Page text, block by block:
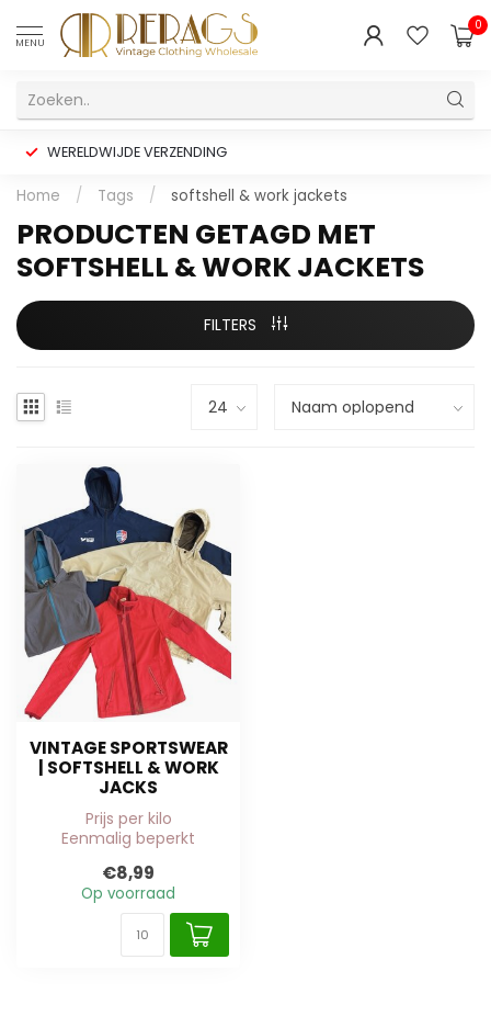
MENU
0
WERELDWIJDE VERZENDING
Home / Tags / softshell & work jackets
PRODUCTEN GETAGD MET
SOFTSHELL & WORK JACKETS
FILTERS
VINTAGE SPORTSWEAR
| SOFTSHELL & WORK
JACKS
Prijs per kilo
Eenmalig beperkt
€8,99
Op voorraad